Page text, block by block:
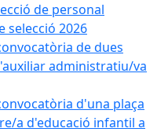
de personal
selecció 2026
de dues
administratiu/va
d'una plaça
a d'educació infantil a